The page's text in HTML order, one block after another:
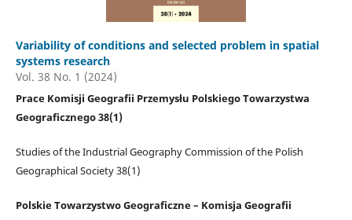
Variability of conditions and selected problem in spatial
systems research
Vol. 38 No. 1 (2024)
Prace Komisji Geografii Przemysłu Polskiego Towarzystwa
Geograficznego 38(1)
Studies of the Industrial Geography Commission of the Polish
Geographical Society 38(1)
Polskie Towarzystwo Geograficzne – Komisja Geografii